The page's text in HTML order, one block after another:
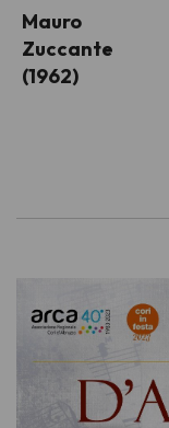
Mauro
Zuccante
(1962)